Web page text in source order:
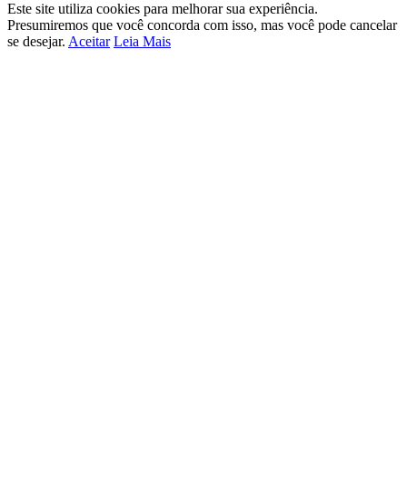
Este site utiliza cookies para melhorar sua experiência.
Presumiremos que você concorda com isso, mas você pode cancelar
se desejar. Aceitar Leia Mais